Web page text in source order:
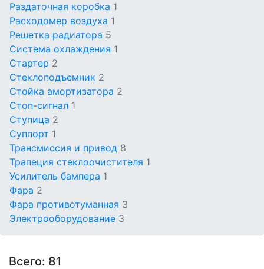
Раздаточная коробка 1
Расходомер воздуха 1
Решетка радиатора 5
Система охлаждения 1
Стартер 2
Стеклоподъемник 2
Стойка амортизатора 2
Стоп-сигнал 1
Ступица 2
Суппорт 1
Трансмиссия и привод 8
Трапеция стеклоочистителя 1
Усилитель бампера 1
Фара 2
Фара противотуманная 3
Электрооборудование 3
Всего: 81